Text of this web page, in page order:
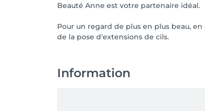
Beauté Anne est votre partenaire idéal.
Pour un regard de plus en plus beau,
de la pose d'extensions de cils.
Information